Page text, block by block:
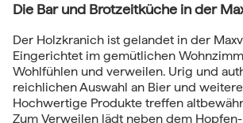
Die Bar und Brotzeitküche in der
Der Holzkranich ist gelandet in der
Eingerichtet im gemütlichen
Wohlfühlen und verweilen. Urig und
reichlichen Auswahl an Bier und
Hochwertige Produkte treffen
Zum Verweilen lädt neben dem